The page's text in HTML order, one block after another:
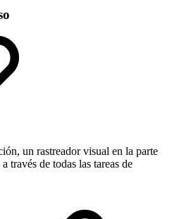
un rastreador visual en la parte
través de todas las tareas de